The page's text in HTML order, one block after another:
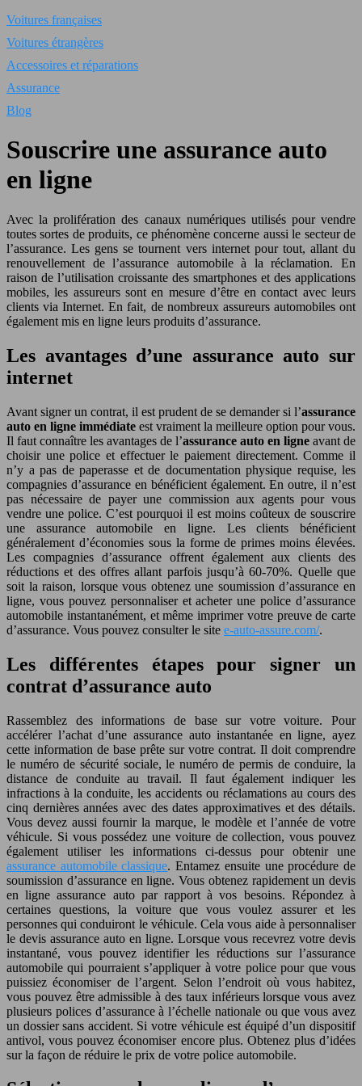
Voitures françaises
Voitures étrangères
Accessoires et réparations
Assurance
Blog
Souscrire une assurance auto
en ligne
Avec la prolifération des canaux numériques utilisés pour vendre
toutes sortes de produits, ce phénomène concerne aussi le secteur de
l’assurance. Les gens se tournent vers internet pour tout, allant du
renouvellement de l’assurance automobile à la réclamation. En
raison de l’utilisation croissante des smartphones et des applications
mobiles, les assureurs sont en mesure d’être en contact avec leurs
clients via Internet. En fait, de nombreux assureurs automobiles ont
également mis en ligne leurs produits d’assurance.
Les avantages d’une assurance auto sur
internet
Avant signer un contrat, il est prudent de se demander si l’assurance
auto en ligne immédiate est vraiment la meilleure option pour vous.
Il faut connaître les avantages de l’assurance auto en ligne avant de
choisir une police et effectuer le paiement directement. Comme il
n’y a pas de paperasse et de documentation physique requise, les
compagnies d’assurance en bénéficient également. En outre, il n’est
pas nécessaire de payer une commission aux agents pour vous
vendre une police. C’est pourquoi il est moins coûteux de souscrire
une assurance automobile en ligne. Les clients bénéficient
généralement d’économies sous la forme de primes moins élevées.
Les compagnies d’assurance offrent également aux clients des
réductions et des offres allant parfois jusqu’à 60-70%. Quelle que
soit la raison, lorsque vous obtenez une soumission d’assurance en
ligne, vous pouvez personnaliser et acheter une police d’assurance
automobile instantanément, et même imprimer votre preuve de carte
d’assurance. Vous pouvez consulter le site e-auto-assure.com/.
Les différentes étapes pour signer un
contrat d’assurance auto
Rassemblez des informations de base sur votre voiture. Pour
accélérer l’achat d’une assurance auto instantanée en ligne, ayez
cette information de base prête sur votre contrat. Il doit comprendre
le numéro de sécurité sociale, le numéro de permis de conduire, la
distance de conduite au travail. Il faut également indiquer les
infractions à la conduite, les accidents ou réclamations au cours des
cinq dernières années avec des dates approximatives et des détails.
Vous devez aussi fournir la marque, le modèle et l’année de votre
véhicule. Si vous possédez une voiture de collection, vous pouvez
également utiliser les informations ci-dessus pour obtenir une
assurance automobile classique. Entamez ensuite une procédure de
soumission d’assurance en ligne. Vous obtenez rapidement un devis
en ligne assurance auto par rapport à vos besoins. Répondez à
certaines questions, la voiture que vous voulez assurer et les
personnes qui conduiront le véhicule. Cela vous aide à personnaliser
le devis assurance auto en ligne. Lorsque vous recevrez votre devis
instantané, vous pouvez identifier les réductions sur l’assurance
automobile qui pourraient s’appliquer à votre police pour que vous
puissiez économiser de l’argent. Selon l’endroit où vous habitez,
vous pouvez être admissible à des taux inférieurs lorsque vous avez
plusieurs polices d’assurance à l’échelle nationale ou que vous avez
un dossier sans accident. Si votre véhicule est équipé d’un dispositif
antivol, vous pouvez économiser encore plus. Obtenez plus d’idées
sur la façon de réduire le prix de votre police automobile.